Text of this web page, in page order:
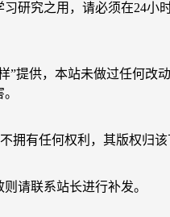
研究之用，请必须在24
提供，本站未做过任何
有任何权利，其版权归该
请联系站长进行补发。